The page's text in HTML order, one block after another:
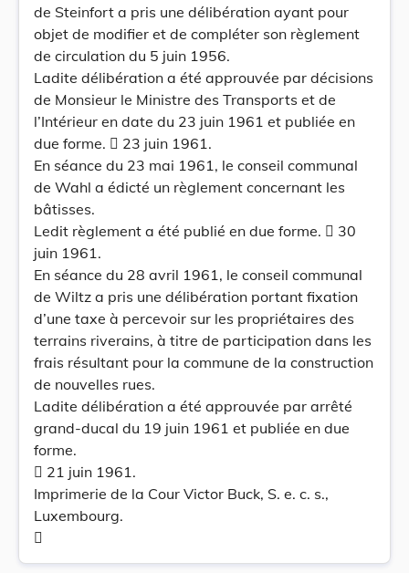
de Steinfort a pris une délibération ayant pour
objet de modifier et de compléter son règlement
de circulation du 5 juin 1956.
Ladite délibération a été approuvée par décisions
de Monsieur le Ministre des Transports et de
l’Intérieur en date du 23 juin 1961 et publiée en
due forme.  23 juin 1961.
En séance du 23 mai 1961, le conseil communal
de Wahl a édicté un règlement concernant les
bâtisses.
Ledit règlement a été publié en due forme.  30
juin 1961.
En séance du 28 avril 1961, le conseil communal
de Wiltz a pris une délibération portant fixation
d’une taxe à percevoir sur les propriétaires des
terrains riverains, à titre de participation dans les
frais résultant pour la commune de la construction
de nouvelles rues.
Ladite délibération a été approuvée par arrêté
grand-ducal du 19 juin 1961 et publiée en due
forme.
 21 juin 1961.
Imprimerie de la Cour Victor Buck, S. e. c. s.,
Luxembourg.
